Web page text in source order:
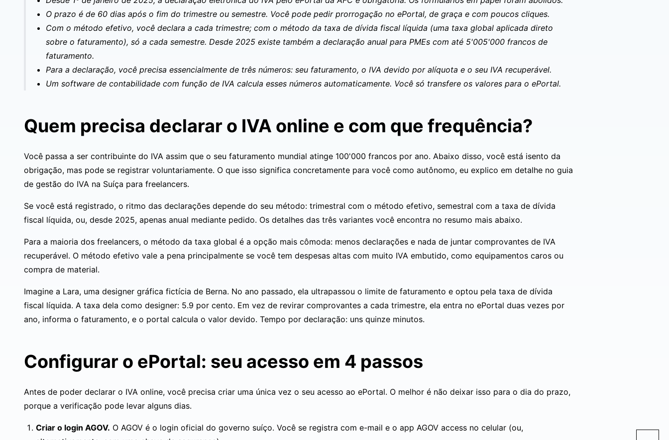
O prazo é de 60 dias após o fim do trimestre ou semestre. Você pode pedir prorrogação no ePortal, de graça e com poucos cliques.
Com o método efetivo, você declara a cada trimestre; com o método da taxa de dívida fiscal líquida (uma taxa global aplicada direto
sobre o faturamento), só a cada semestre. Desde 2025 existe também a declaração anual para PMEs com até 5'005'000 francos de
faturamento.
Para a declaração, você precisa essencialmente de três números: seu faturamento, o IVA devido por alíquota e o seu IVA recuperável.
Um software de contabilidade com função de IVA calcula esses números automaticamente. Você só transfere os valores para o ePortal.
Quem precisa declarar o IVA online e com que frequência?
Você passa a ser contribuinte do IVA assim que o seu faturamento mundial atinge 100'000 francos por ano. Abaixo disso, você está isento da
obrigação, mas pode se registrar voluntariamente. O que isso significa concretamente para você como autônomo, eu explico em detalhe no guia
de gestão do IVA na Suíça para freelancers.
Se você está registrado, o ritmo das declarações depende do seu método: trimestral com o método efetivo, semestral com a taxa de dívida
fiscal líquida, ou, desde 2025, apenas anual mediante pedido. Os detalhes das três variantes você encontra no resumo mais abaixo.
Para a maioria dos freelancers, o método da taxa global é a opção mais cômoda: menos declarações e nada de juntar comprovantes de IVA
recuperável. O método efetivo vale a pena principalmente se você tem despesas altas com muito IVA embutido, como equipamentos caros ou
compra de material.
Imagine a Lara, uma designer gráfica fictícia de Berna. No ano passado, ela ultrapassou o limite de faturamento e optou pela taxa de dívida
fiscal líquida. A taxa dela como designer: 5.9 por cento. Em vez de revirar comprovantes a cada trimestre, ela entra no ePortal duas vezes por
ano, informa o faturamento, e o portal calcula o valor devido. Tempo por declaração: uns quinze minutos.
Configurar o ePortal: seu acesso em 4 passos
Antes de poder declarar o IVA online, você precisa criar uma única vez o seu acesso ao ePortal. O melhor é não deixar isso para o dia do prazo,
porque a verificação pode levar alguns dias.
Criar o login AGOV. O AGOV é o login oficial do governo suíço. Você se registra com e-mail e o app AGOV access no celular (ou,